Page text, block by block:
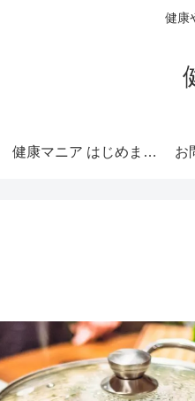
健康
健康マニア はじめまして お